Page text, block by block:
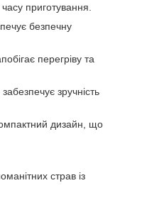
приготування.
безпечну
перегріву та
зручність
дизайн, що
страв із